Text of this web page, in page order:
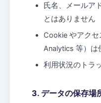
氏名、メールア
とはありません
Cookie やアク
Analytics 等）は
利用状況のトラ
3. データの保存場